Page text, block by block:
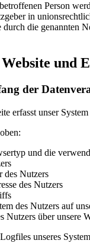
Person
in
die genannten
und
der
erfasst unser
und die
des Nutzers
des Nutzers
des Nutzers auf
Nutzers über unsere
unseres